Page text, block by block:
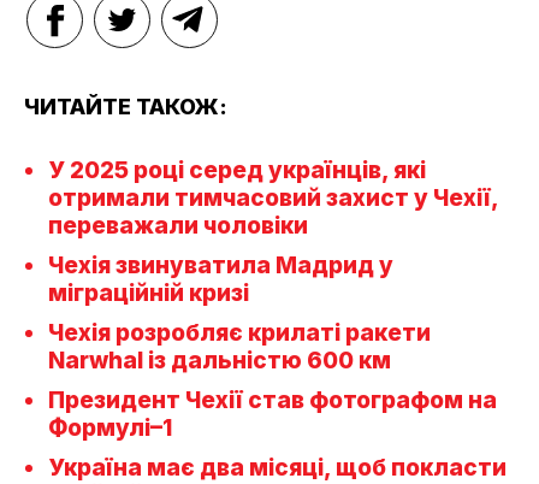
ЧИТАЙТЕ ТАКОЖ:
У 2025 році серед українців, які
отримали тимчасовий захист у Чехії,
переважали чоловіки
Чехія звинуватила Мадрид у
міграційній кризі
Чехія розробляє крилаті ракети
Narwhal із дальністю 600 км
Президент Чехії став фотографом на
Формулі–1
Україна має два місяці, щоб покласти